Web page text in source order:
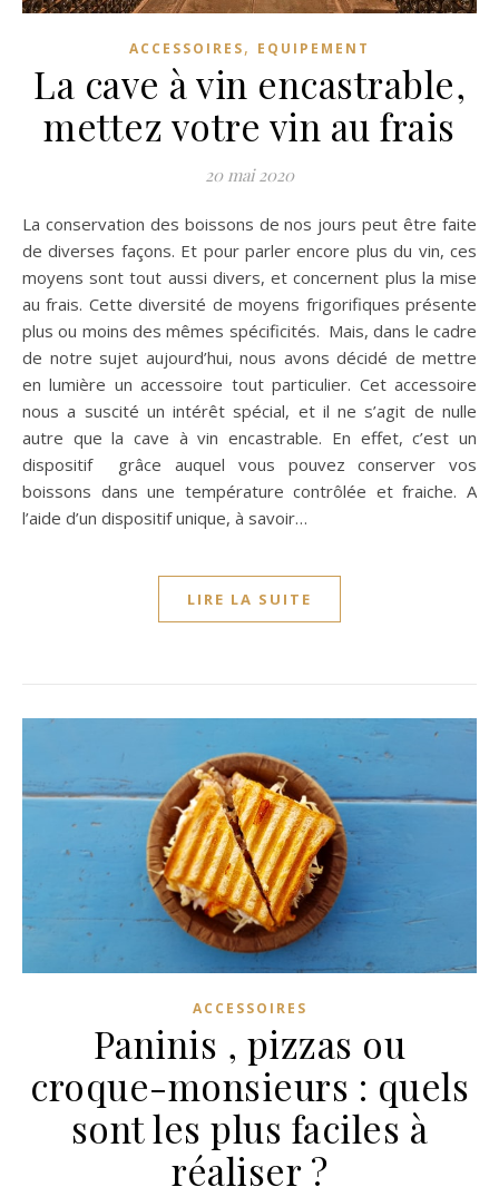
ACCESSOIRES, EQUIPEMENT
La cave à vin encastrable,
mettez votre vin au frais
20 mai 2020
La conservation des boissons de nos jours peut être faite
de diverses façons. Et pour parler encore plus du vin, ces
moyens sont tout aussi divers, et concernent plus la mise
au frais. Cette diversité de moyens frigorifiques présente
plus ou moins des mêmes spécificités. Mais, dans le cadre
de notre sujet aujourd’hui, nous avons décidé de mettre
en lumière un accessoire tout particulier. Cet accessoire
nous a suscité un intérêt spécial, et il ne s’agit de nulle
autre que la cave à vin encastrable. En effet, c’est un
dispositif grâce auquel vous pouvez conserver vos
boissons dans une température contrôlée et fraiche. A
l’aide d’un dispositif unique, à savoir…
LIRE LA SUITE
ACCESSOIRES
Paninis , pizzas ou
croque-monsieurs : quels
sont les plus faciles à
réaliser ?